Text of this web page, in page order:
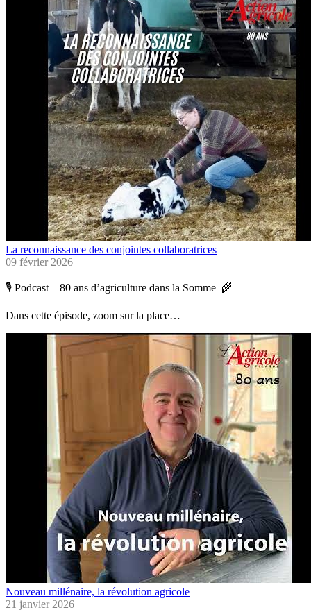
La reconnaissance des conjointes collaboratrices
09 février 2026
🎙️ Podcast – 80 ans d’agriculture dans la Somme 🌾
Dans cette épisode, zoom sur la place…
Nouveau millénaire, la révolution agricole
21 janvier 2026